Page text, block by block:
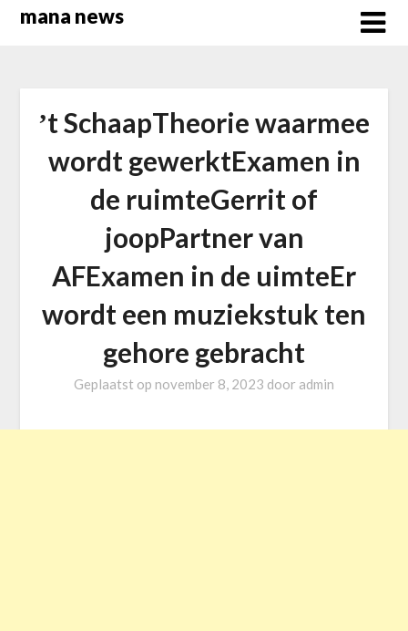
Overslaan
mana news
ʼt SchaapTheorie waarmee
wordt gewerktExamen in
de ruimteGerrit of
joopPartner van
AFExamen in de uimteEr
wordt een muziekstuk ten
gehore gebracht
Geplaatst op november 8, 2023 door admin